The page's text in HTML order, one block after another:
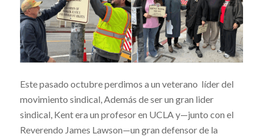
Este pasado octubre perdimos a un veterano líder del
movimiento sindical, Además de ser un gran lider
sindical, Kent era un profesor en UCLA y—junto con el
Reverendo James Lawson—un gran defensor de la